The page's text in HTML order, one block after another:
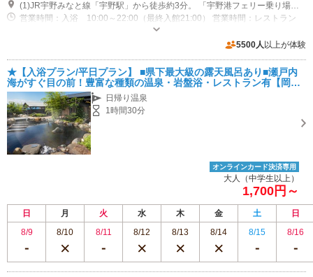
営業時間：入浴 10:00～22:00（最終入館21:00） 営業時間：レストラン
11:00～14:30（L.0.14:00） 17:00～21:30（L.O.21:00）
5500人 以上が体験
★【入浴プラン/平日プラン】 ■県下最大級の露天風呂あり■瀬戸内
海がすぐ目の前！豊富な種類の温泉・岩盤浴・レストラン有【岡山
県玉野市】ご家族やご友人にお勧め！
日帰り温泉
1時間30分
オンラインカード決済専用
大人（中学生以上）
1,700円～
日 月 火 水 木 金 土
日
8/9
8/10 8/11 8/12 8/13 8/14 8/15 8/16